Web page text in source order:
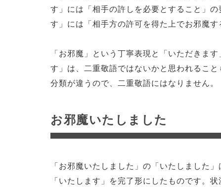
す」には「相手の許しを必要とすること」
す」には「相手方の許可を得た上でお邪魔
「お邪魔」という丁寧表現と「いただきま
す」は、二重敬語ではないかと思われるこ
分類が違うので、二重敬語にはなりません。
お邪魔いたしました
「お邪魔いたしました」の「いたしました
「いたします」を完了形にしたものです。